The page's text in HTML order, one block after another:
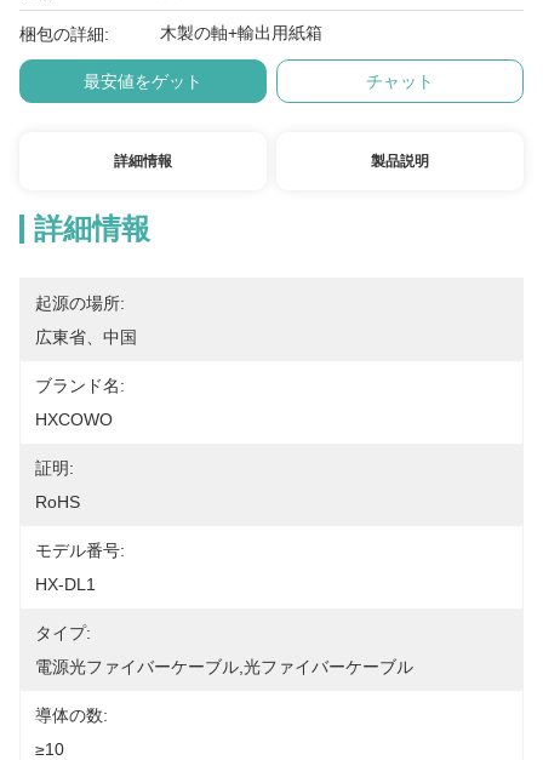
梱包の詳細: 木製の軸+輸出用紙箱
最安値をゲット チャット
詳細情報 製品説明
詳細情報
起源の場所:
広東省、中国
ブランド名:
HXCOWO
証明:
RoHS
モデル番号:
HX-DL1
タイプ:
電源光ファイバーケーブル,光ファイバーケーブル
導体の数:
≥10